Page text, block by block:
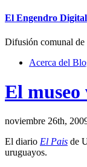
El Engendro Digital
Difusión comunal de
Acerca del
El
noviembre 26th,
El diario El Pais de
uruguayos.